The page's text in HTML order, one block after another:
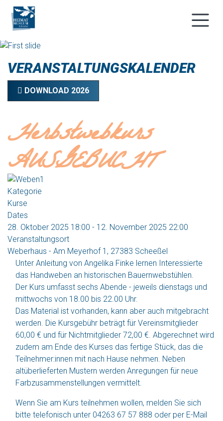
VERANSTALTUNGSKALENDER
DOWNLOAD 2026
Herbstwebkurs
AUSGEBUCHT
Kategorie
Kurse
Dates
28. Oktober 2025 18:00 - 12. November 2025 22:00
Veranstaltungsort
Weberhaus - Am Meyerhof 1, 27383 Scheeßel
Unter Anleitung von Angelika Finke lernen Interessierte
das Handweben an historischen Bauernwebstühlen.
Der Kurs umfasst sechs Abende - jeweils dienstags und
mittwochs von 18.00 bis 22.00 Uhr.
Das Material ist vorhanden, kann aber auch mitgebracht
werden. Die Kursgebühr beträgt für Vereinsmitglieder
60,00 € und für Nichtmitglieder 72,00 €. Abgerechnet wird
zudem am Ende des Kurses das fertige Stück, das die
Teilnehmer:innen mit nach Hause nehmen. Neben
altüberlieferten Mustern werden Anregungen für neue
Farbzusammenstellungen vermittelt.
Wenn Sie am Kurs teilnehmen wollen, melden Sie sich
bitte telefonisch unter 04263 67 57 888 oder per E-Mail